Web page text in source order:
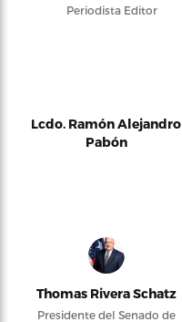
Periodista Editor
Lcdo. Ramón Alejandro
Pabón
Thomas Rivera Schatz
Presidente del Senado de